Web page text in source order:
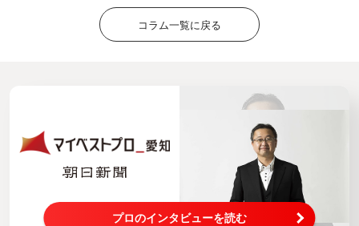
コラム一覧に戻る
プロのインタビューを読む